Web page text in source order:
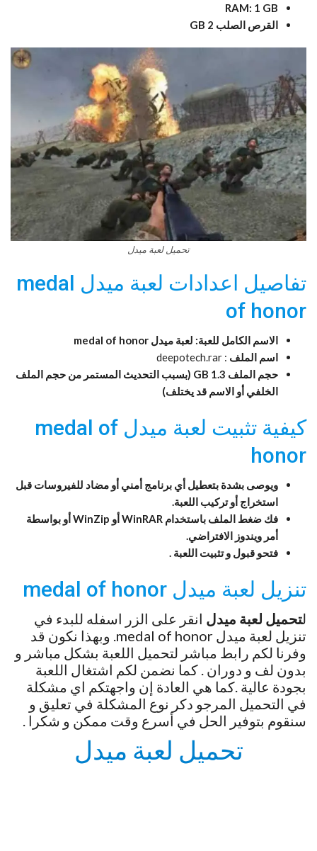
RAM: 1 GB
القرص الصلب 2 GB
تحميل لعبة ميدل
تفاصيل اعدادات لعبة ميدل medal
of honor
الاسم الكامل للعبة: لعبة ميدل medal of honor
اسم الملف : deepotech.rar
حجم الملف 1.3 GB (بسبب التحديث المستمر من حجم الملف
الخلفي أو الاسم قد يختلف)
كيفية تثبيت لعبة ميدل medal of
honor
ويوصى بشدة بتعطيل أي برنامج أمني أو مضاد للفيروسات قبل
استخراج أو تركيب اللعبة.
فك ضغط الملف باستخدام WinRAR أو WinZip أو بواسطة
أمر ويندوز الافتراضي.
فتحو قبول و تثبيت اللعبة .
تنزيل لعبة ميدل medal of honor
لتحميل لعبة ميدل انقر على الزر اسفله للبدء في
تنزيل لعبة ميدل medal of honor. وبهذا نكون قد
وفرنا لكم رابط مباشر لتحميل اللعبة بشكل مباشر و
بدون لف و دوران . كما نضمن لكم اشتغال اللعبة
بجودة عالية .كما هي العادة إن واجهتكم اي مشكلة
في التحميل المرجو دكر نوع المشكلة في تعليق و
سنقوم بتوفير الحل في أسرع وقت ممكن و شكرا .
تحميل لعبة ميدل